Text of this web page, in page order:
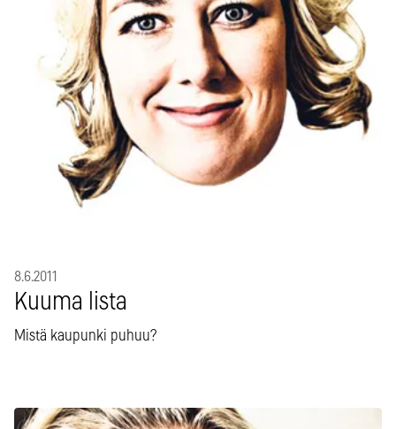
8.6.2011
Kuuma lista
Mistä kaupunki puhuu?